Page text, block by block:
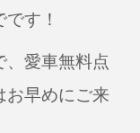
す！
、愛車無料点
お早めにご来